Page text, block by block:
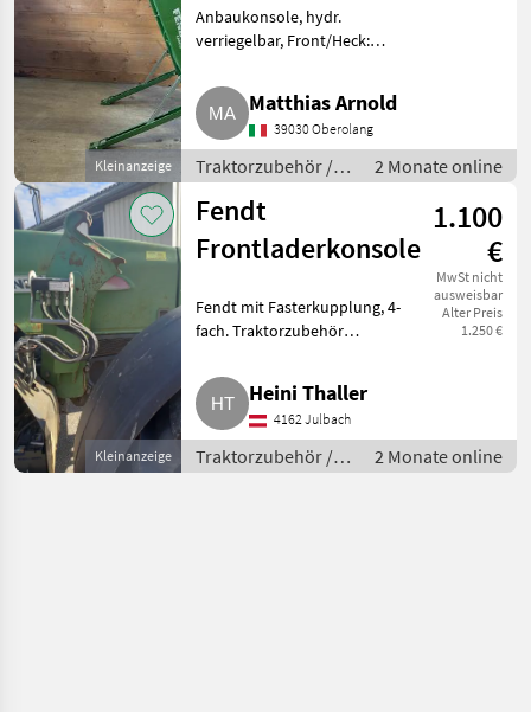
Kleinanzeige
Zustand Fendt
Anbaukonsole, hydr.
verriegelbar, Front/Heck:
ein Frontlader der Marke Fendt
Cargo 4X80. Der Frontlader
befindet sich in neuwertigem
Zusta
Matthias Arnold
39030 Oberolang
Traktorzubehör /
Frontlader
2 Monate online
Kleinanzeige
Fendt
Frontladerkonsole
1.100
€
MwSt nicht
ausweisbar
Alter Preis
1.250 €
Fendt mit Fasterkupplung, 4-
fach. Traktorzubehör
Heini Thaller
4162 Julbach
Traktorzubehör /
Frontlader
2 Monate online